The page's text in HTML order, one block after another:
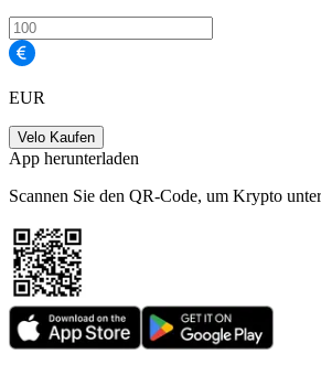
EUR
Velo Kaufen
App herunterladen
Scannen Sie den QR-Code, um Krypto